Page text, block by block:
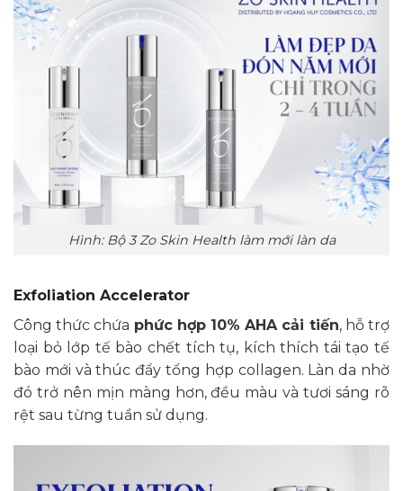
Hình: Bộ 3 Zo Skin Health làm mới làn da
Exfoliation Accelerator
Công thức chứa phức hợp 10% AHA cải tiến, hỗ trợ
loại bỏ lớp tế bào chết tích tụ, kích thích tái tạo tế
bào mới và thúc đẩy tổng hợp collagen. Làn da nhờ
đó trở nên mịn màng hơn, đều màu và tươi sáng rõ
rệt sau từng tuần sử dụng.